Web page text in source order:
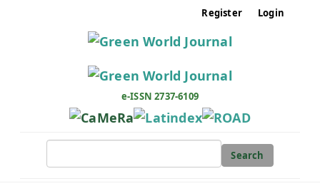
Register Login
e-ISSN 2737-6109
Search